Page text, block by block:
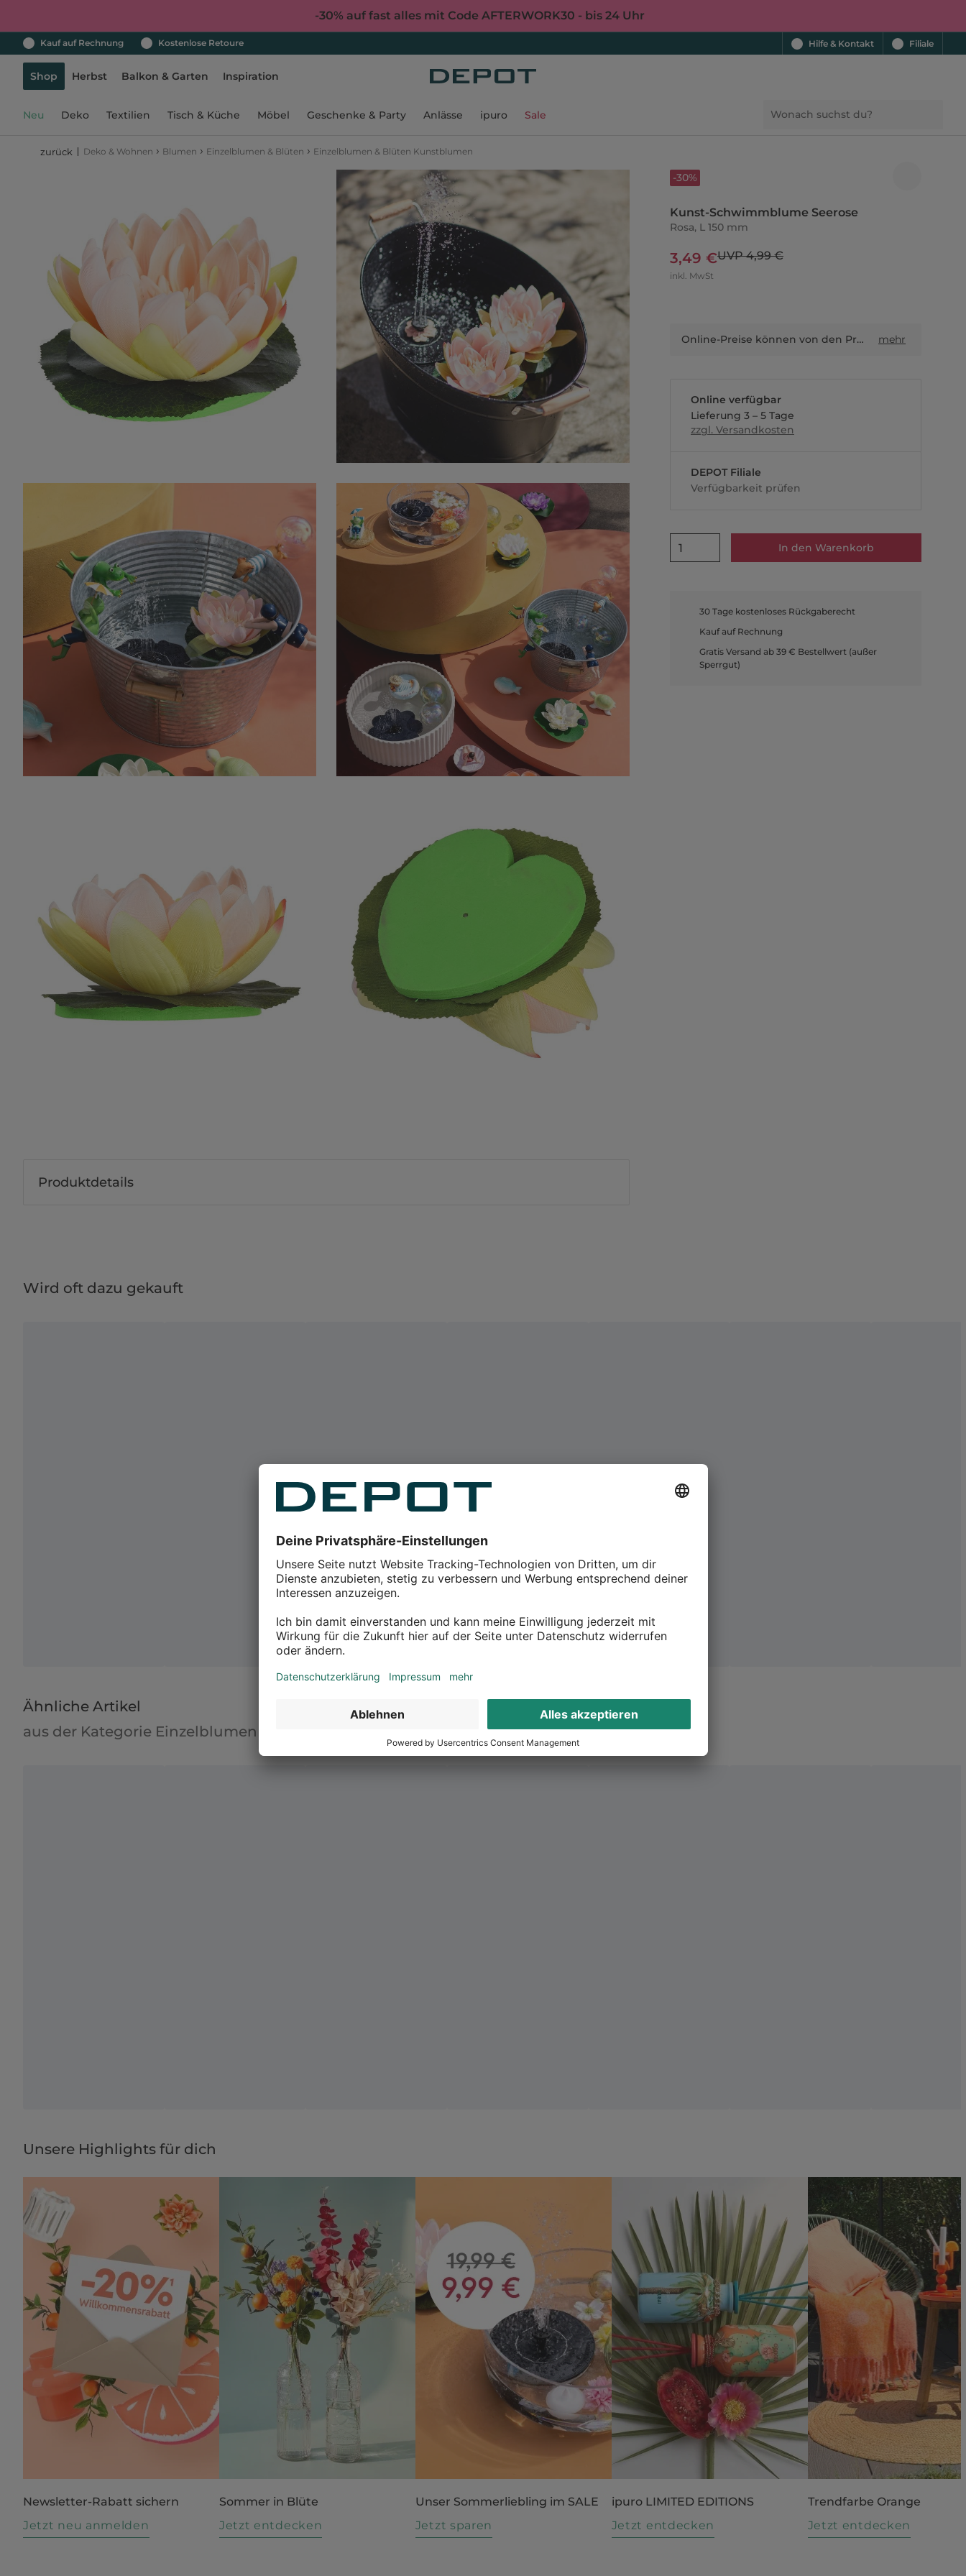
-30% auf fast alles mit Code AFTERWORK30 - bis 24 Uhr
Kauf auf Rechnung Kostenlose Retoure Hilfe & Kontakt Filiale
Shop Herbst Balkon & Garten Inspiration
Neu Deko Textilien Tisch & Küche Möbel Geschenke & Party Anlässe ipuro Sale
zurück Deko & Wohnen › Blumen › Einzelblumen & Blüten › Einzelblumen & Blüten Kunstblumen
-30%
Kunst-Schwimmblume Seerose
Rosa, L 150 mm
3,49 €UVP 4,99 €
inkl. MwSt
Online-Preise können von den Preisen in Filialen sowie Shop-in-Shop-Flächen abweichen. mehr
Online verfügbar
Lieferung 3 – 5 Tage
zzgl. Versandkosten
DEPOT Filiale
Verfügbarkeit prüfen
1 In den Warenkorb
30 Tage kostenloses Rückgaberecht
Kauf auf Rechnung
Gratis Versand ab 39 € Bestellwert (außer
Sperrgut)
Produktdetails
Wird oft dazu gekauft
Ähnliche Artikel
aus der Kategorie Einzelblumen & Blüten Kunstblumen
Unsere Highlights für dich
Newsletter-Rabatt sichern
Jetzt neu anmelden
Sommer in Blüte
Jetzt entdecken
Unser Sommerliebling im SALE
Jetzt sparen
ipuro LIMITED EDITIONS
Jetzt entdecken
Trendfarbe Orange
Jetzt entdecken